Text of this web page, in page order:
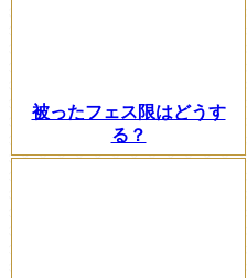
被ったフェス限はどうす
る？